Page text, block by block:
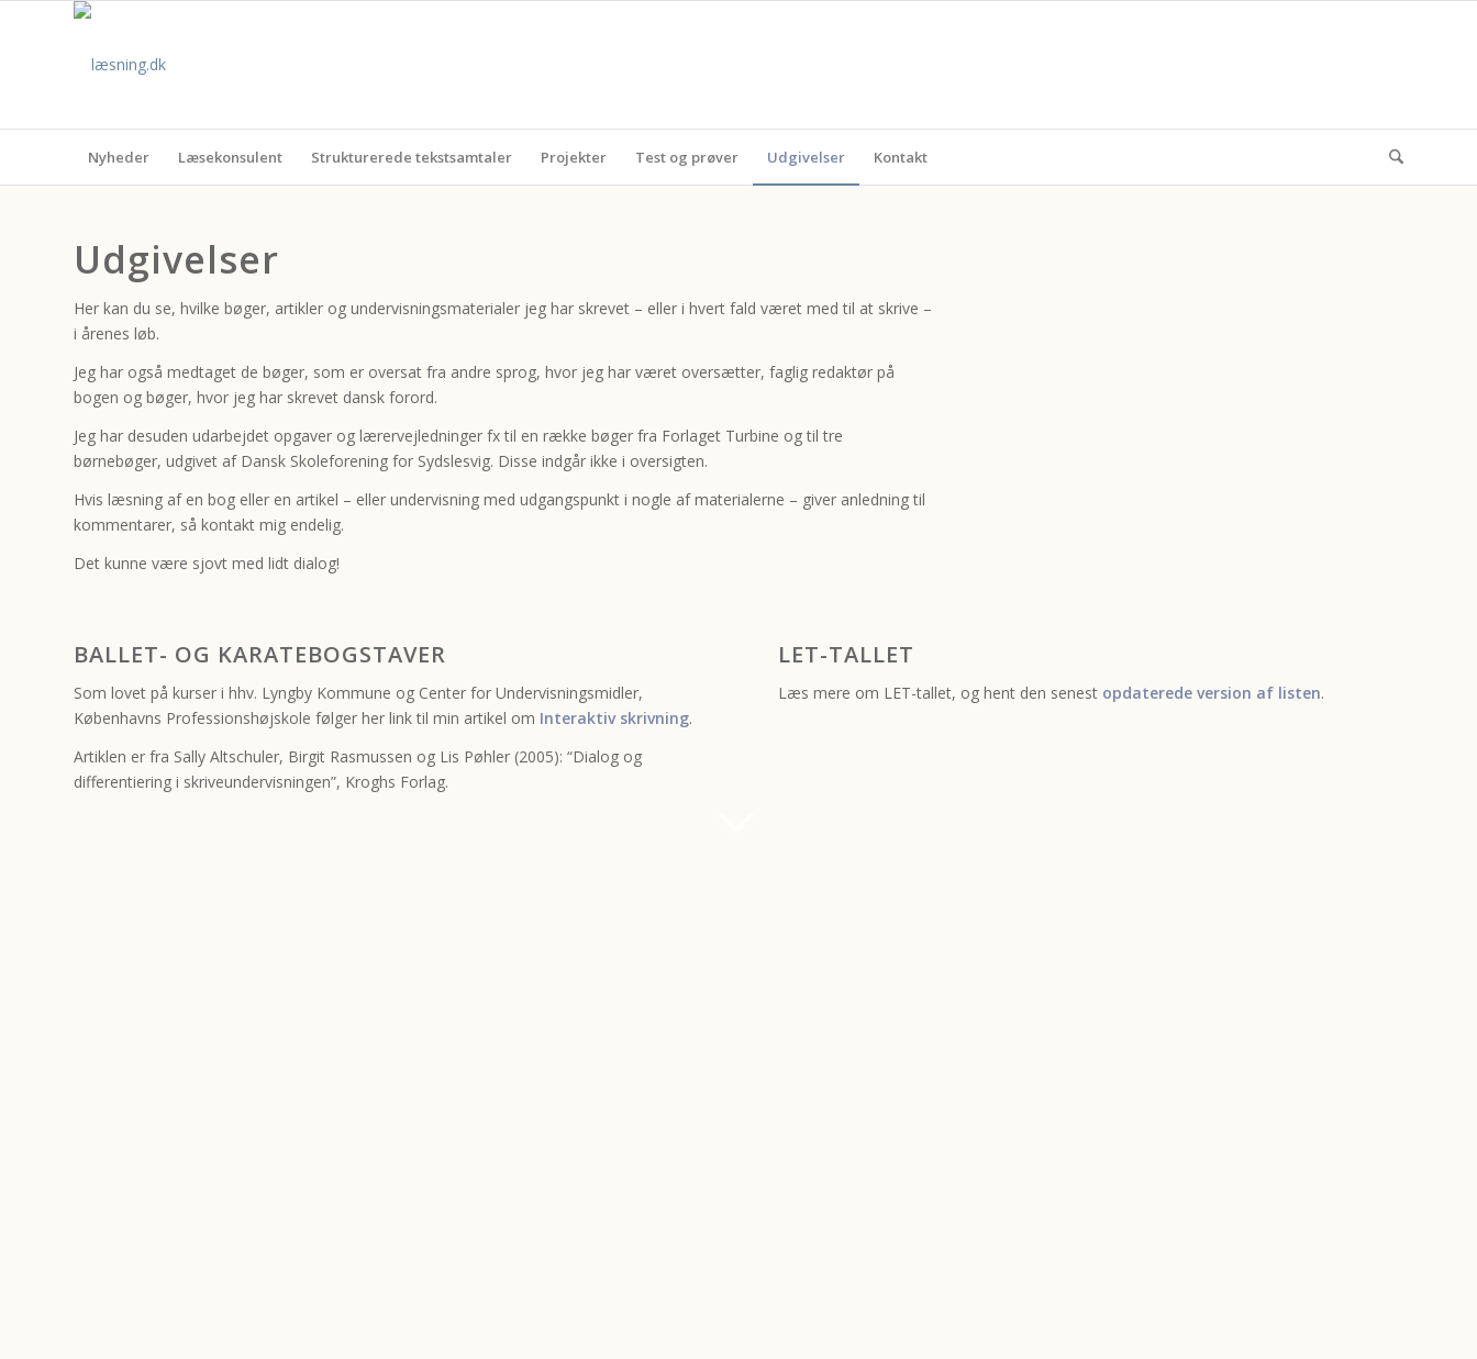
Nyheder Læsekonsulent Strukturerede tekstsamtaler Projekter Test og prøver Udgivelser Kontakt
Udgivelser
Her kan du se, hvilke bøger, artikler og undervisningsmaterialer jeg har skrevet – eller i hvert fald været med til at skrive –
i årenes løb.
Jeg har også medtaget de bøger, som er oversat fra andre sprog, hvor jeg har været oversætter, faglig redaktør på
bogen og bøger, hvor jeg har skrevet dansk forord.
Jeg har desuden udarbejdet opgaver og lærervejledninger fx til en række bøger fra Forlaget Turbine og til tre
børnebøger, udgivet af Dansk Skoleforening for Sydslesvig. Disse indgår ikke i oversigten.
Hvis læsning af en bog eller en artikel – eller undervisning med udgangspunkt i nogle af materialerne – giver anledning til
kommentarer, så kontakt mig endelig.
Det kunne være sjovt med lidt dialog!
BALLET- OG KARATEBOGSTAVER
Som lovet på kurser i hhv. Lyngby Kommune og Center for Undervisningsmidler,
Københavns Professionshøjskole følger her link til min artikel om Interaktiv skrivning.
Artiklen er fra Sally Altschuler, Birgit Rasmussen og Lis Pøhler (2005): “Dialog og
differentiering i skriveundervisningen”, Kroghs Forlag.
LET-TALLET
Læs mere om LET-tallet, og hent den senest opdaterede version af listen.